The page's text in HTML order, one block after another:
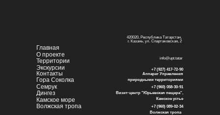
Главная
О проекте
Территории
Экскурсии
Гора Соколка
Семрук
Дингез
Камское море
Аппарат Управления
природными территориями
Визит-центр "Юрьевская пещера",
Камское устье
+7 (960) 058-30-91
+7 (927) 417-72-90
Волжская тропа
+7 (960) 089-02-34
Волжская тропа
420020, Республика Татарстан,
г. Казань, ул. Спартаковская, 2
info@upt.tatar
Контакты